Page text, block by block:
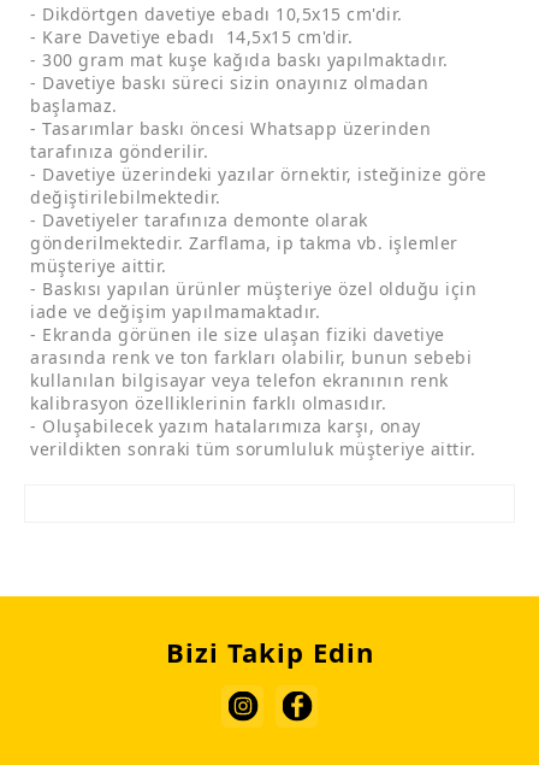
- Dikdörtgen davetiye ebadı 10,5x15 cm'dir.
- Kare Davetiye ebadı 14,5x15 cm'dir.
- 300 gram mat kuşe kağıda baskı yapılmaktadır.
- Davetiye baskı süreci sizin onayınız olmadan
başlamaz.
- Tasarımlar baskı öncesi Whatsapp üzerinden
tarafınıza gönderilir.
- Davetiye üzerindeki yazılar örnektir, isteğinize göre
değiştirilebilmektedir.
- Davetiyeler tarafınıza demonte olarak
gönderilmektedir. Zarflama, ip takma vb. işlemler
müşteriye aittir.
- Baskısı yapılan ürünler müşteriye özel olduğu için
iade ve değişim yapılmamaktadır.
- Ekranda görünen ile size ulaşan fiziki davetiye
arasında renk ve ton farkları olabilir, bunun sebebi
kullanılan bilgisayar veya telefon ekranının renk
kalibrasyon özelliklerinin farklı olmasıdır.
- Oluşabilecek yazım hatalarımıza karşı, onay
verildikten sonraki tüm sorumluluk müşteriye aittir.
Bizi Takip Edin